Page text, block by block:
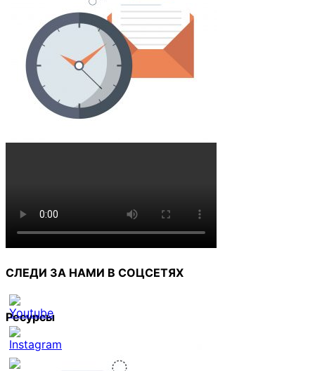
СЛЕДИ ЗА НАМИ В СОЦСЕТЯХ
Set
Youtube
Ресурсы